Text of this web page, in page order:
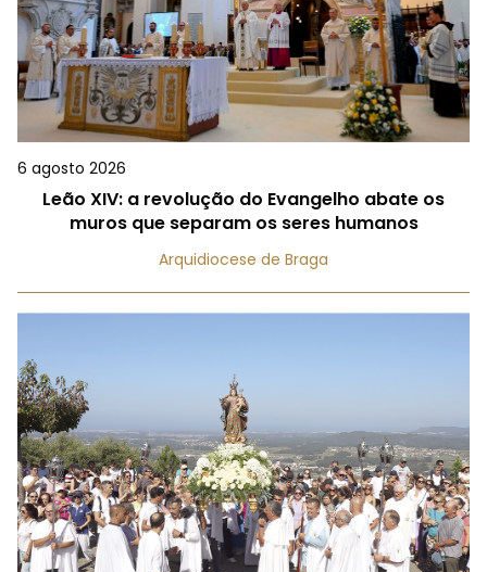
6 agosto 2026
Leão XIV: a revolução do Evangelho abate os
muros que separam os seres humanos
Arquidiocese de Braga